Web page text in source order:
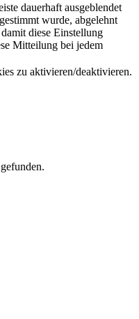
dauerhaft ausgeblendet
wurde, abgelehnt
diese Einstellung
Mitteilung bei jedem
zu aktivieren/deaktivieren.